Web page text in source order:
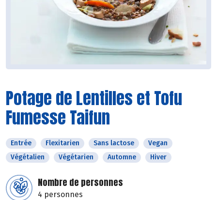
Potage de Lentilles et Tofu
Fumesse Taifun
Entrée Flexitarien Sans lactose
Vegan
Végétalien
Végétarien Automne Hiver
Nombre de personnes
4 personnes